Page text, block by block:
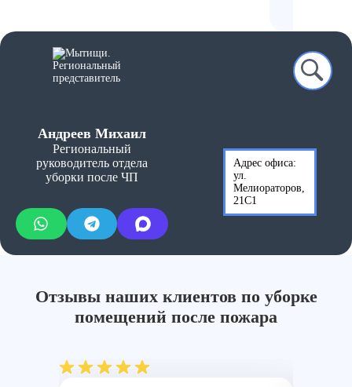
Андреев Михаил
Региональный
руководитель отдела
уборки после ЧП
Адрес офиса:
ул.
Мелиораторов,
21С1
Отзывы наших клиентов по уборке
помещений после пожара